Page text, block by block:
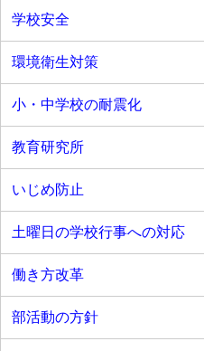
学校安全
環境衛生対策
小・中学校の耐震化
教育研究所
いじめ防止
土曜日の学校行事への対応
働き方改革
部活動の方針